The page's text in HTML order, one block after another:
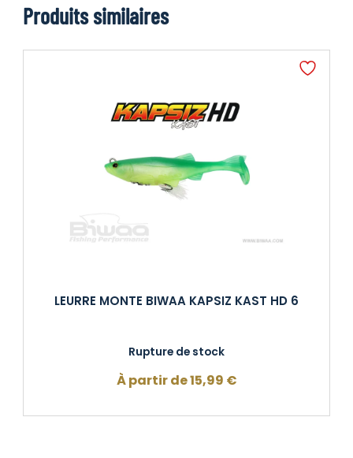
Produits similaires
LEURRE MONTE BIWAA KAPSIZ KAST HD 6
Rupture de stock
À partir de15,99 €